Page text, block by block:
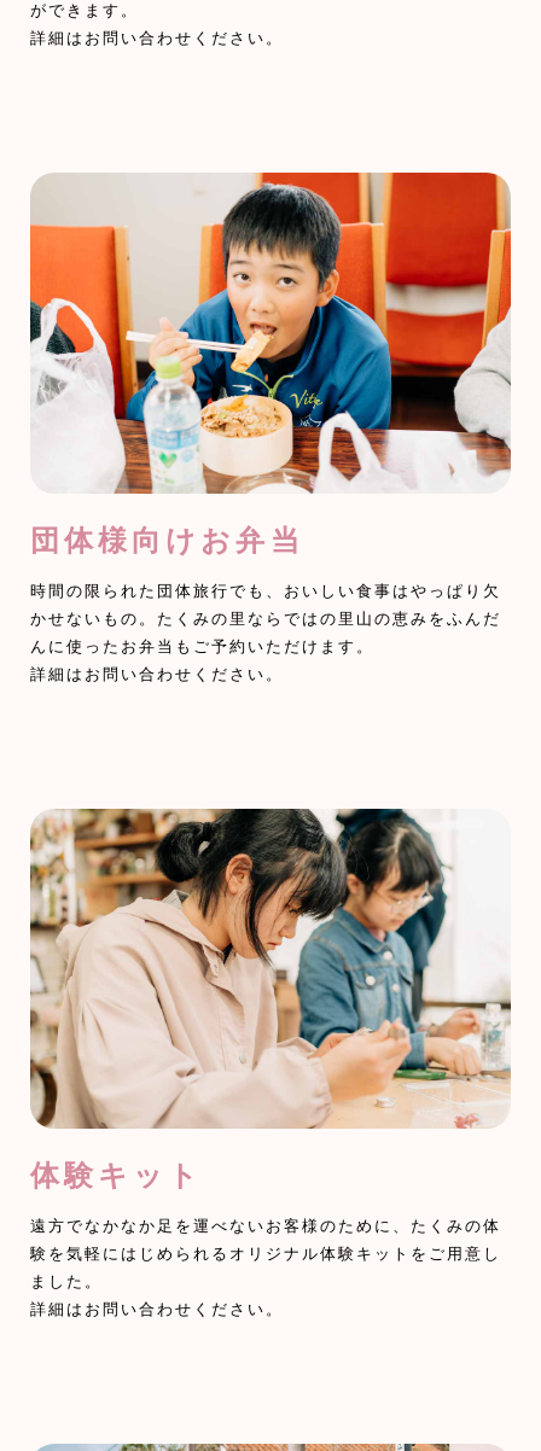
ができます。
詳細はお問い合わせください。
団体様向けお弁当
時間の限られた団体旅行でも、おいしい食事はやっぱり欠
かせないもの。たくみの里ならではの里山の恵みをふんだ
んに使ったお弁当もご予約いただけます。
詳細はお問い合わせください。
体験キット
遠方でなかなか足を運べないお客様のために、たくみの体
験を気軽にはじめられるオリジナル体験キットをご用意し
ました。
詳細はお問い合わせください。